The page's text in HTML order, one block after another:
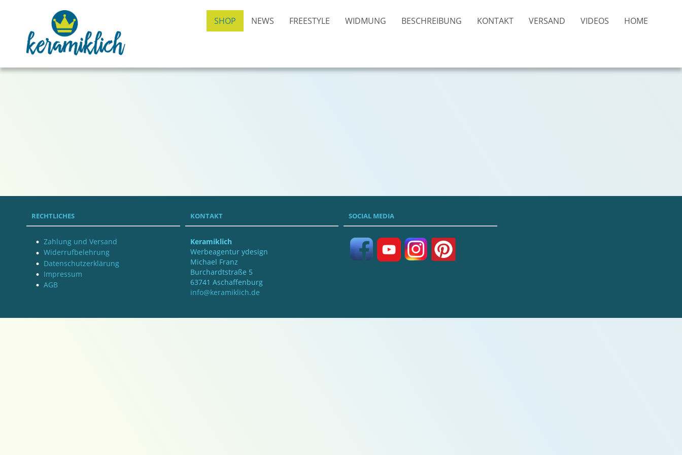
SHOP NEWS FREESTYLE WIDMUNG BESCHREIBUNG KONTAKT VERSAND VIDEOS HOME
RECHTLICHES
Zahlung und Versand
Widerrufbelehrung
Datenschutzerklärung
Impressum
AGB
KONTAKT
Keramiklich
Werbeagentur ydesign
Michael Franz
Burchardtstraße 5
63741 Aschaffenburg
info@keramiklich.de
SOCIAL MEDIA